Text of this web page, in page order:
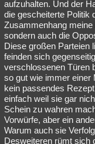
Musik Clash
Übersichten
Besucht
Lesenswert
aufzuhalten. Und der
die gescheiterte Politik
Zusammenhang
sondern auch die
Diese großen Parteien
feinden sich
verschlossenen Türen
so gut wie immer einer
kein passendes
einfach weil sie gar
Schein zu wahren
Vorwürfe, aber ein
Warum auch sie
Desweiteren rümt sich